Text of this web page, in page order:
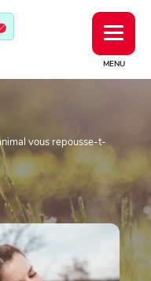
MENU
vous repousse-t-